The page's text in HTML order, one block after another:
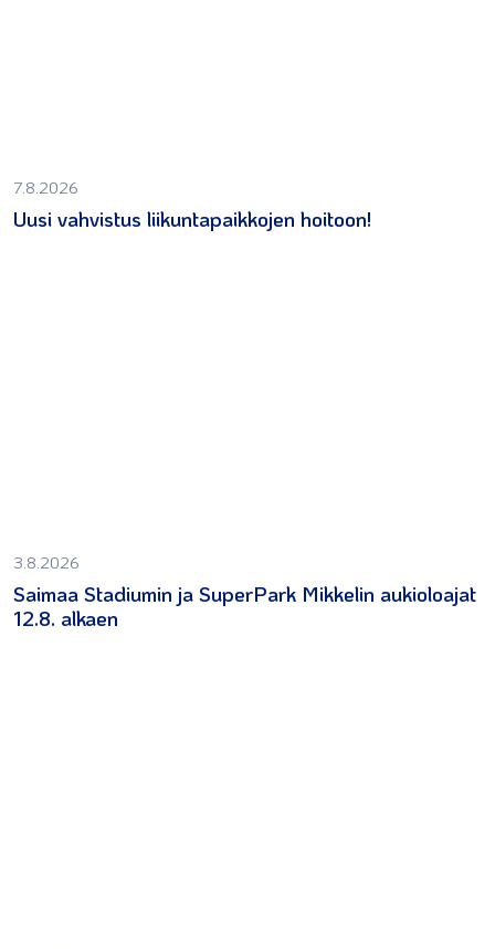
7.8.2026
Uusi vahvistus liikuntapaikkojen hoitoon!
3.8.2026
Saimaa Stadiumin ja SuperPark Mikkelin aukioloajat
12.8. alkaen